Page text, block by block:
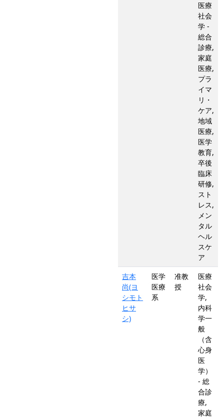
医療
社会
学 -
総合
診療,
家庭
医療,
プラ
イマ
リ・
ケア,
地域
医療,
医学
教育,
卒後
臨床
研修,
スト
レス,
メン
タル
ヘル
スケ
ア
吉本
尚(ヨ
シモト
ヒサ
シ)
医学
医療
系
准教
授
医療
社会
学,
内科
学一
般
（含
心身
医
学）
- 総
合診
療,
家庭